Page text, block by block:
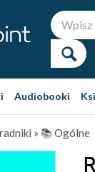
Audiobooki
» 📚 Ogólne